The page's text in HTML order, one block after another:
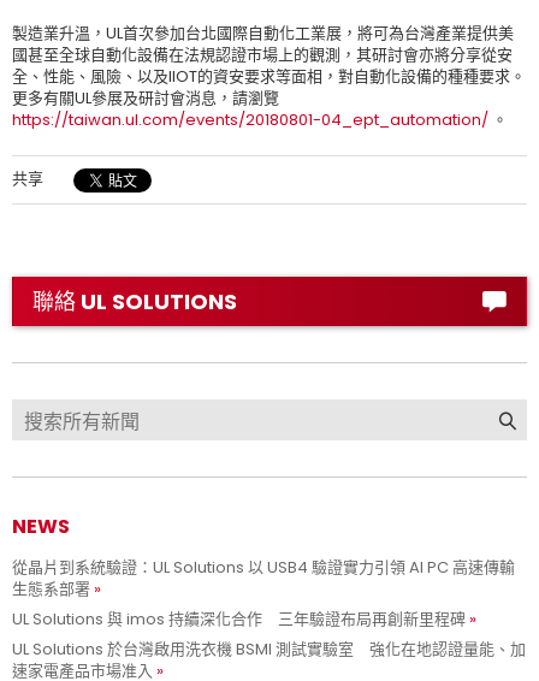
製造業升溫，UL首次參加台北國際自動化工業展，將可為台灣產業提供美
國甚至全球自動化設備在法規認證市場上的觀測，其研討會亦將分享從安
全、性能、風險、以及IIOT的資安要求等面相，對自動化設備的種種要求。
更多有關UL參展及研討會消息，請瀏覽
https://taiwan.ul.com/events/20180801-04_ept_automation/ 。
共享
聯絡 UL SOLUTIONS
NEWS
從晶片到系統驗證：UL Solutions 以 USB4 驗證實力引領 AI PC 高速傳輸
生態系部署
UL Solutions 與 imos 持續深化合作 三年驗證布局再創新里程碑
UL Solutions 於台灣啟用洗衣機 BSMI 測試實驗室 強化在地認證量能、加
速家電產品市場准入